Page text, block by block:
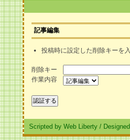
記事編集
投稿時に設定した削除キーを
削除キー
作業内容
Scripted by Web Liberty /